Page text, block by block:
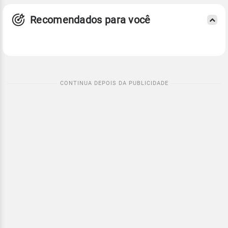
Recomendados para você